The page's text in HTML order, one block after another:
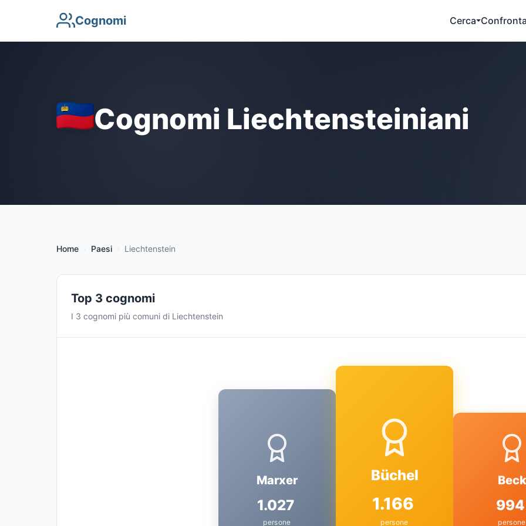
Cognomi Cerca
Cognomi Liechtensteiniani
Home Paesi Liechtenstein
Top 3 cognomi
I 3 cognomi più comuni di Liechtenstein
Marxer
1.027
persone
Büchel
1.166
persone
Beck
994
persone